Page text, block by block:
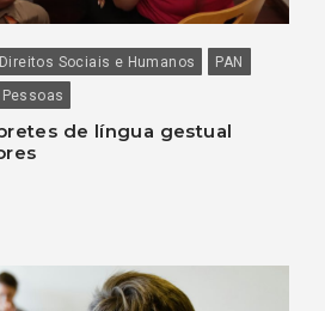
Direitos Sociais e Humanos
PAN
Pessoas
de língua gestual